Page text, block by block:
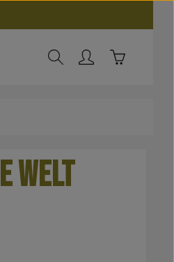
Warenkorb
Welt